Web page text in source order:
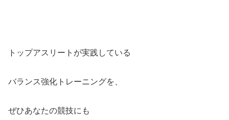
トップアスリートが実践している
バランス強化トレーニングを、
ぜひあなたの競技にも